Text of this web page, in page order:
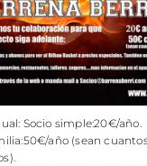
Socio simple:20€/año.
año (sean